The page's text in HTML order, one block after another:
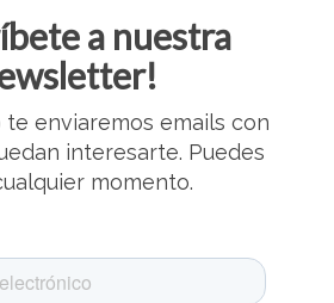
a nuestra
te enviaremos emails con
interesarte. Puedes
momento.